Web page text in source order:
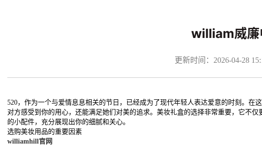
william威廉
更新时间：2026-04-28
520，作为一个与爱情息息相关的节日，已经成为了现代年轻人表达爱意的时刻。
对方感受到你的用心，还能满足她们对美的追求。美妆礼盒的选择非常重要，它不
的小配件，充分展现出你的细腻和关心。
选购美妆用品的重要因素
williamhill官网